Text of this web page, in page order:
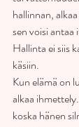
hallinnan,
sen voisi antaa
Hallinta ei siis
käsiin.
Kun elämä on
alkaa
koska hänen